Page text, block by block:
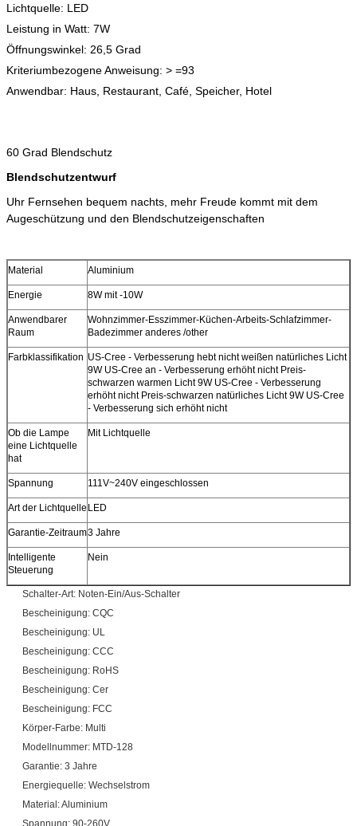
Lichtquelle: LED
Leistung in Watt: 7W
Öffnungswinkel: 26,5 Grad
Kriteriumbezogene Anweisung: > =93
Anwendbar: Haus, Restaurant, Café, Speicher, Hotel
60 Grad Blendschutz
Blendschutzentwurf
Uhr Fernsehen bequem nachts, mehr Freude kommt mit dem
Augeschützung und den Blendschutzeigenschaften
Material Aluminium
Energie 8W mit -10W
Anwendbarer
Raum
Wohnzimmer-Esszimmer-Küchen-Arbeits-Schlafzimmer-
Badezimmer anderes /other
Farbklassifikation US-Cree - Verbesserung hebt nicht weißen natürliches Licht
9W US-Cree an - Verbesserung erhöht nicht Preis-
schwarzen warmen Licht 9W US-Cree - Verbesserung
erhöht nicht Preis-schwarzen natürliches Licht 9W US-Cree
- Verbesserung sich erhöht nicht
Ob die Lampe
eine Lichtquelle
hat
Mit Lichtquelle
Spannung 111V~240V eingeschlossen
Art der Lichtquelle LED
Garantie-Zeitraum3 Jahre
Intelligente
Steuerung
Nein
Schalter-Art: Noten-Ein/Aus-Schalter
Bescheinigung: CQC
Bescheinigung: UL
Bescheinigung: CCC
Bescheinigung: RoHS
Bescheinigung: Cer
Bescheinigung: FCC
Körper-Farbe: Multi
Modellnummer: MTD-128
Garantie: 3 Jahre
Energiequelle: Wechselstrom
Material: Aluminium
Spannung: 90-260V